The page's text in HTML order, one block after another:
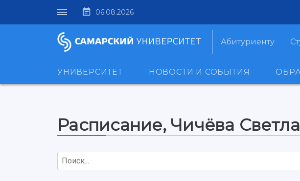
06.08.2026
Абитуриенту
УНИВЕРСИТЕТ НОВОСТИ И СОБЫТИЯ
Расписание, Чичёва
Поиск...